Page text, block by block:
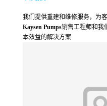
我们提供重建和维修服务，为
Kaysen Pumps销售工程师和我
本效益的解决方案